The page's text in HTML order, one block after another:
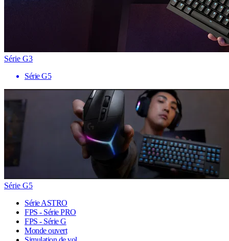
Série G3
Série G5
Série G5
Série ASTRO
FPS - Série PRO
FPS - Série G
Monde ouvert